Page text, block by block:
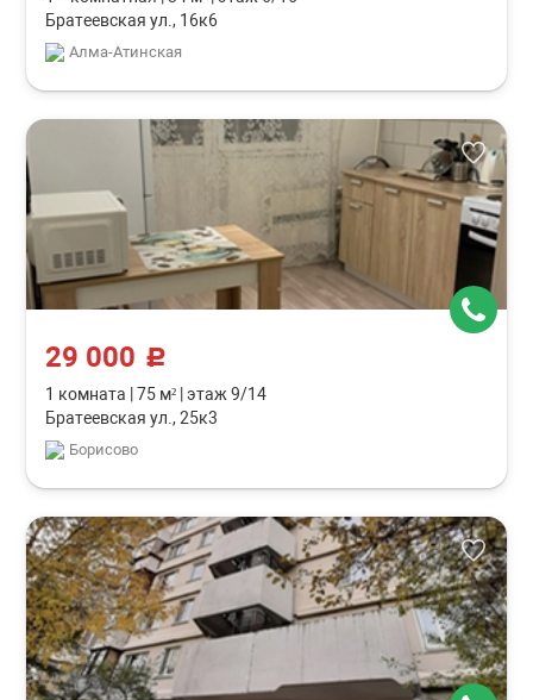
Братеевская ул., 16к6
Алма-Атинская
29 000 c
1 комната 75 м² этаж 9/14
Братеевская ул., 25к3
Борисово